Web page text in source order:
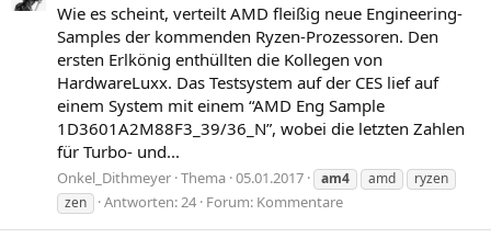
Wie es scheint, verteilt AMD fleißig neue Engineering-
Samples der kommenden Ryzen-Prozessoren. Den
ersten Erlkönig enthüllten die Kollegen von
HardwareLuxx. Das Testsystem auf der CES lief auf
einem System mit einem “AMD Eng Sample
1D3601A2M88F3_39/36_N”, wobei die letzten Zahlen
für Turbo- und...
Onkel_Dithmeyer Thema 05.01.2017 am4 amd
ryzen
zen
Antworten: 24 Forum: Kommentare